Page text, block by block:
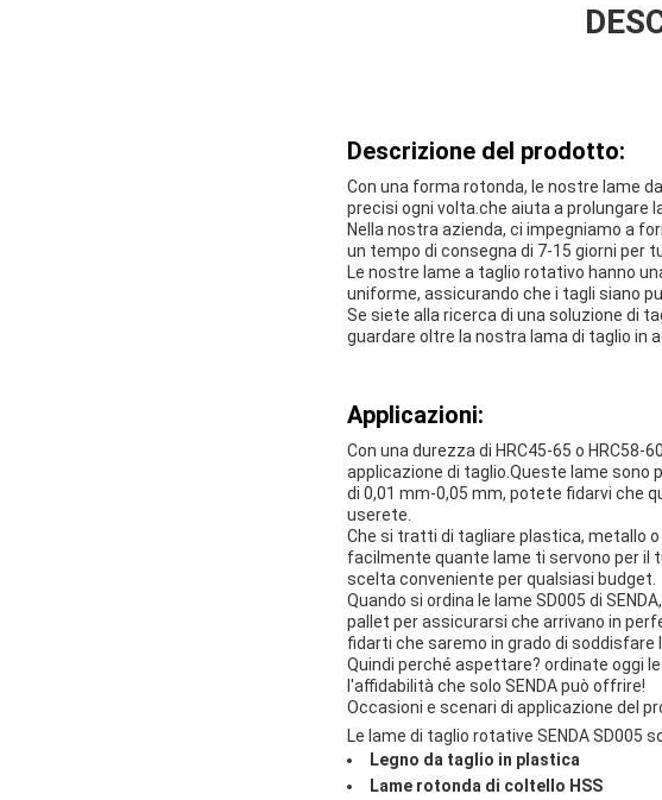
Descrizione del prodotto:
Con una forma rotonda, le nostre lame
precisi ogni volta.che aiuta a prolungare
Nella nostra azienda, ci impegniamo a
un tempo di consegna di 7-15 giorni per
Le nostre lame a taglio rotativo hanno
uniforme, assicurando che i tagli siano
Se siete alla ricerca di una soluzione di
guardare oltre la nostra lama di taglio in
Applicazioni:
Con una durezza di HRC45-65 o
applicazione di taglio.Queste lame sono
di 0,01 mm-0,05 mm, potete fidarvi che
userete.
Che si tratti di tagliare plastica, metallo
facilmente quante lame ti servono per il
scelta conveniente per qualsiasi budget.
Quando si ordina le lame SD005 di
pallet per assicurarsi che arrivano in
fidarti che saremo in grado di soddisfare
Quindi perché aspettare? ordinate oggi
l'affidabilità che solo SENDA può offrire!
Occasioni e scenari di applicazione del
Le lame di taglio rotative SENDA SD005
Legno da taglio in plastica
Lame rotonda di coltello HSS